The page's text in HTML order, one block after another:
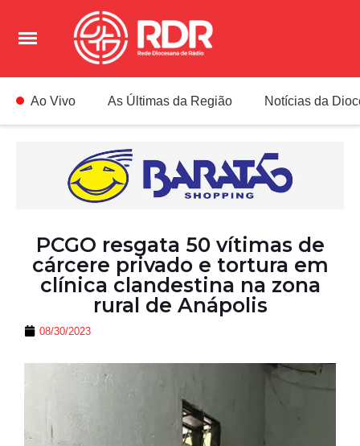
Ao Vivo As Últimas da Região Notícias da
PCGO resgata 50 vítimas de
cárcere privado e tortura em
clínica clandestina na zona
rural de Anápolis
08/30/2023